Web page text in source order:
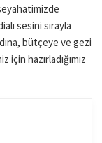
sesini sırayla
bütçeye ve gezi
hazırladığımız